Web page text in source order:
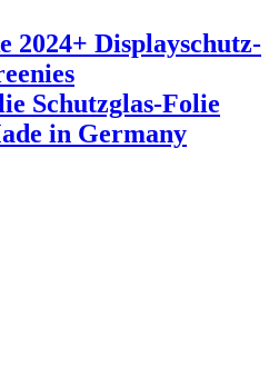
2024+ Displayschutz-
Schutzglas-Folie
in Germany